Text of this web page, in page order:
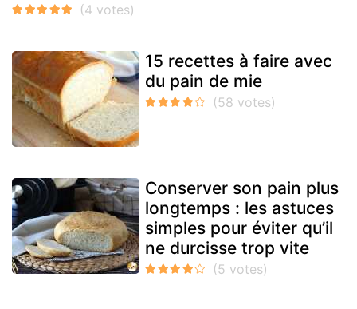
15 recettes à faire avec
du pain de mie
Conserver son pain plus
longtemps : les astuces
simples pour éviter qu’il
ne durcisse trop vite